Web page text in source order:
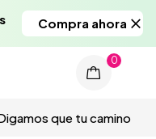
Compra ahora
0
que tu camino